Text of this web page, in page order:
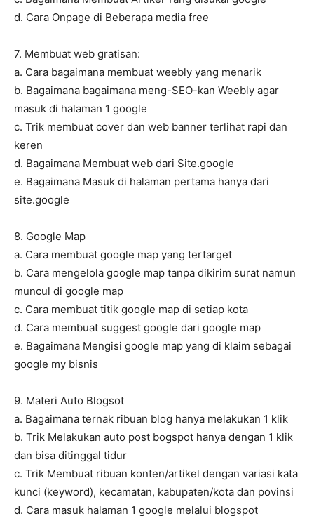
d. Cara Onpage di Beberapa media free
7. Membuat web gratisan:
a. Cara bagaimana membuat weebly yang menarik
b. Bagaimana bagaimana meng-SEO-kan Weebly agar
masuk di halaman 1 google
c. Trik membuat cover dan web banner terlihat rapi dan
keren
d. Bagaimana Membuat web dari Site.google
e. Bagaimana Masuk di halaman pertama hanya dari
site.google
8. Google Map
a. Cara membuat google map yang tertarget
b. Cara mengelola google map tanpa dikirim surat namun
muncul di google map
c. Cara membuat titik google map di setiap kota
d. Cara membuat suggest google dari google map
e. Bagaimana Mengisi google map yang di klaim sebagai
google my bisnis
9. Materi Auto Blogsot
a. Bagaimana ternak ribuan blog hanya melakukan 1 klik
b. Trik Melakukan auto post bogspot hanya dengan 1 klik
dan bisa ditinggal tidur
c. Trik Membuat ribuan konten/artikel dengan variasi kata
kunci (keyword), kecamatan, kabupaten/kota dan povinsi
d. Cara masuk halaman 1 google melalui blogspot